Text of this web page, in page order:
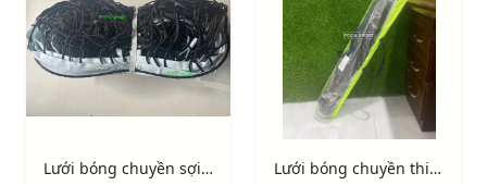
Lưới bóng chuyền sợi 3mm, cáp mạ kẽm Lưới bóng chuyền thi đấu 423110C